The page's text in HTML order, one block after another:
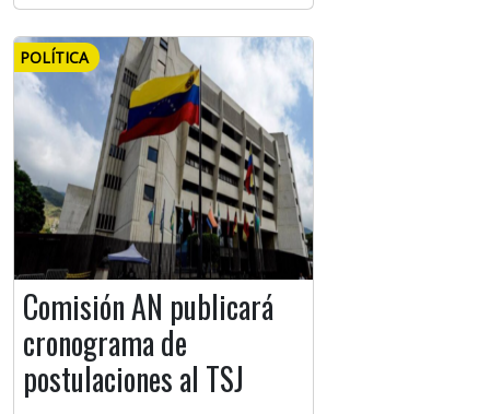
POLÍTICA
Comisión AN publicará
cronograma de
postulaciones al TSJ